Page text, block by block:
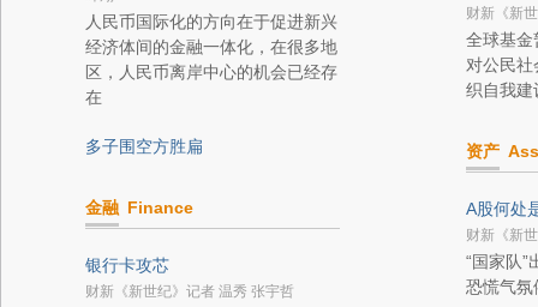
人民币国际化的方向在于促进新兴
经济体间的金融一体化，在很多地
区，人民币离岸中心的机会已经存
在
多子围空方胜扁
金融 Finance
银行卡攻芯
财新《新世纪》记者 温秀 张宇哲
财新《新
全球基金
对公民
织自我建
资产
A股何处
财新《新
“国家队”
恐慌气氛